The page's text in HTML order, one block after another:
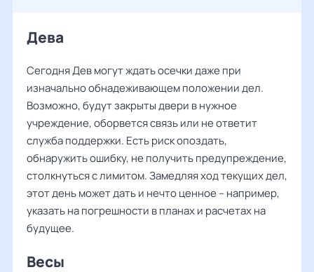
Дева
Сегодня Дев могут ждать осечки даже при
изначально обнадеживающем положении дел.
Возможно, будут закрыты двери в нужное
учреждение, оборвется связь или не ответит
служба поддержки. Есть риск опоздать,
обнаружить ошибку, не получить предупреждение,
столкнуться с лимитом. Замедляя ход текущих дел,
этот день может дать и нечто ценное – например,
указать на погрешности в планах и расчетах на
будущее.
Весы